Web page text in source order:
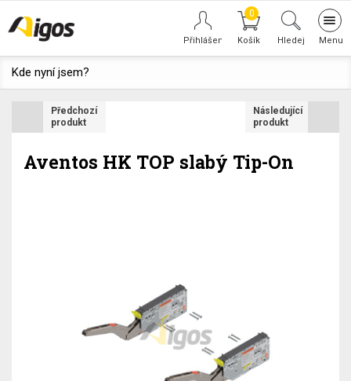
0
Hledej
Kde nyní jsem?
Předchozí
produkt
Následující
produkt
Aventos HK TOP slabý Tip-On